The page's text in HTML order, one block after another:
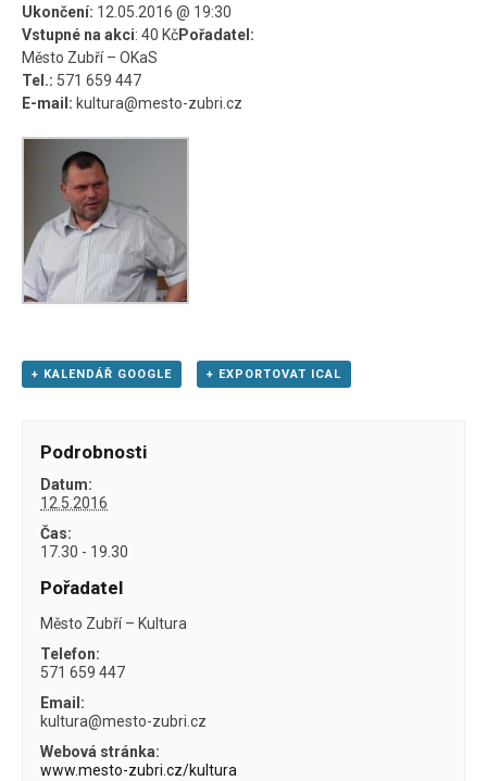
Ukončení: 12.05.2016 @ 19:30
Vstupné na akci: 40 KčPořadatel:
Město Zubří – OKaS
Tel.: 571 659 447
E-mail: kultura@mesto-zubri.cz
+ KALENDÁŘ GOOGLE + EXPORTOVAT ICAL
Podrobnosti
Datum:
12.5.2016
Čas:
17.30 - 19.30
Pořadatel
Město Zubří – Kultura
Telefon:
571 659 447
Email:
kultura@mesto-zubri.cz
Webová stránka:
www.mesto-zubri.cz/kultura